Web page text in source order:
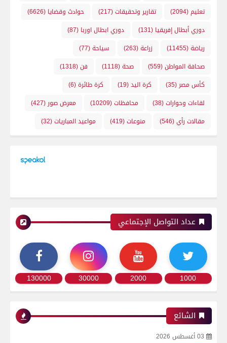
تعليم(2094) تقارير وتحقيقات(217) حوادث وقضايا (6626)
دوري أبطال إفريقيا (131) دوري ابطال اوربا (87)
رياضة(11455) زراعة(263) سياحة(77)
صحافة المواطن(559) صحة(1118) فن(1318)
كأس مصر (35) كرة اليد(19) كرة طائرة(6)
لقاءات وحوارات(38) محافظات(10209) معرض صور (427)
مقالات رأي(546) منوعات(419) مواعيد المباريات(32)
عداد التواصل الإجتماعي
1000
2000
30000
130000
الشائع
03 أغسطس 2026